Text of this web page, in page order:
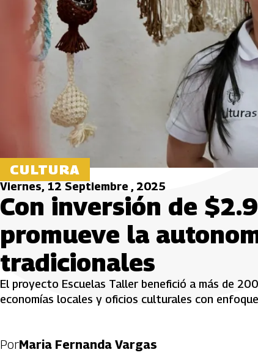
CULTURA
Viernes, 12 Septiembre , 2025
Con inversión de
promueve la
tradicionales
El proyecto Escuelas Taller benefició a más de
economías locales y oficios culturales con
PorMaria Fernanda Vargas